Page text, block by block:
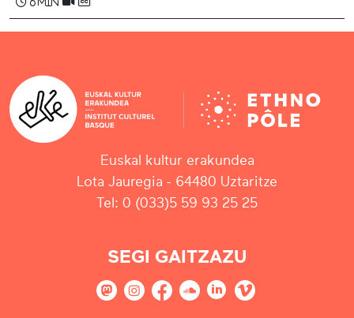
Euskal kultur erakundea
Lota Jauregia - 64480 Uztaritze
Tel: 0 (033)5 59 93 25 25
SEGI GAITZAZU